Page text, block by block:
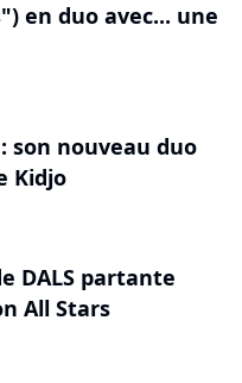
en duo avec... une
son nouveau duo
Kidjo
DALS partante
All Stars